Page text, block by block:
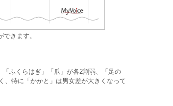
きます。
ふくらはぎ」「爪」が各2割弱、「足の
、特に「かかと」は男女差が大きくなって